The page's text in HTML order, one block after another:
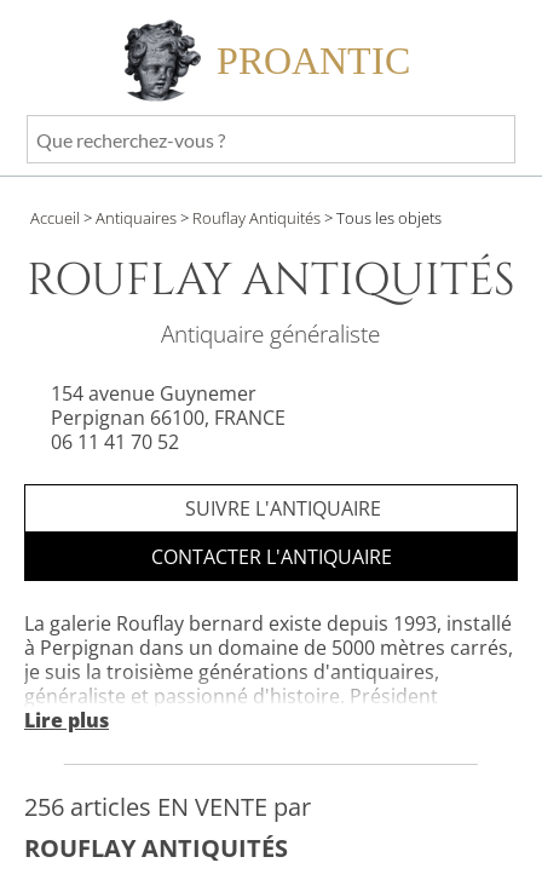
PROANTIC
Que
recherchez-
?
Accueil >Antiquaires> Rouflay Antiquités>Tous les objets
ROUFLAY ANTIQUITÉS
Antiquaire généraliste
154 avenue Guynemer
Perpignan 66100, FRANCE
06 11 41 70 52
SUIVRE L'ANTIQUAIRE
CONTACTER L'ANTIQUAIRE
La galerie Rouflay bernard existe depuis 1993, installé
à Perpignan dans un domaine de 5000 mètres carrés,
je suis la troisième générations d'antiquaires,
généraliste et passionné d'histoire. Président
départemental Pyrénées orientales et trésorier
Antiquité, de l'Occasion et Galeries d'art. Je participe à
de nombreuses foires et salons dans toute la France
ainsi que dans les déballages professionnel de
l'antiquité. Possibilité de livrer moi même suivant la
distance en calculant le meilleur prix.
Lire plus
256 articles EN VENTE par
ROUFLAY ANTIQUITÉS